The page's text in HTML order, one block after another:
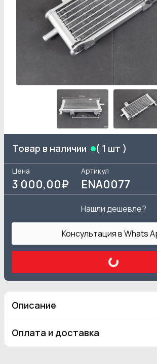
Товар в наличии ( 1 шт )
Цена
3 000,00₽
Артикул
ENA0077
Нашли дешевле?
Консультация в Whats
Описание
Оплата и доставка